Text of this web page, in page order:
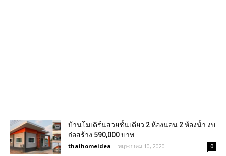
บ้านโมเดิร์นสวยชั้นเดียว 2 ห้องนอน 2 ห้องน้ำ งบ
ก่อสร้าง 590,000 บาท
thaihomeidea - พฤษภาคม 10, 2020 0